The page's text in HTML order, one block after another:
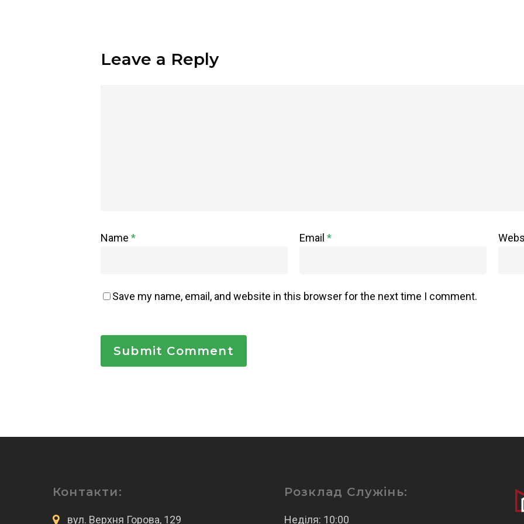
Leave a Reply
Name * Email *
Save my name, email, and website in this browser for the next time I comment.
Контакти:
вул. Верхня Горова, 129
Розклад Служінь:
Неділя: 10:00